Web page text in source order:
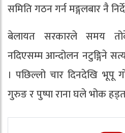
समिति गठन गर्न मङ्गलबार नै
बेलायत सरकारले समय
नदिएसम्म आन्दोलन नटुङ्गिने
। पछिल्लो चार दिनदेखि भूपू
गुरुङ र पुष्पा राना घले भोक